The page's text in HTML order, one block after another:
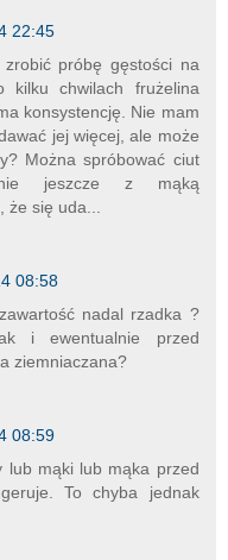
22:45
próbę gęstości na
kilku chwilach frużelina
konsystencję. Nie mam
jej więcej, ale może
Można spróbować ciut
jeszcze z mąką
się uda...
08:58
nadal rzadka ?
i ewentualnie przed
ziemniaczana?
08:59
lub mąki lub mąka przed
To chyba jednak